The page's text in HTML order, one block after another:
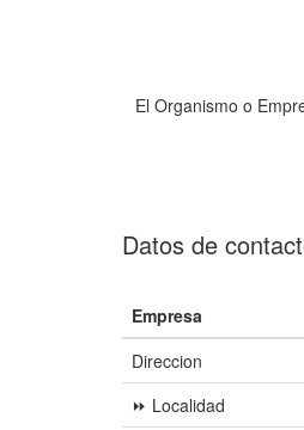
El Organismo o
Datos de
Empresa
Direccion
⏩ Localidad